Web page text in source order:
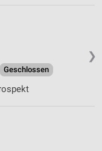
❯
Geschlossen